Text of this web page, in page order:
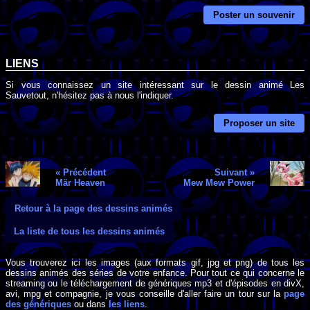
Poster un souvenir
LIENS
Si vous connaissez un site intéressant sur le dessin animé Les
Sauvetout, n'hésitez pas à nous l'indiquer.
Proposer un site
« Précédent
Mär Heaven
Suivant »
Mew Mew Power
Retour à la page des dessins animés
La liste de tous les dessins animés
Vous trouverez ici les images (aux formats gif, jpg et png) de tous les
dessins animés des séries de votre enfance. Pour tout ce qui concerne le
streaming ou le téléchargement de génériques mp3 et d'épisodes en divX,
avi, mpg et compagnie, je vous conseille d'aller faire un tour sur la page
des génériques ou dans les liens